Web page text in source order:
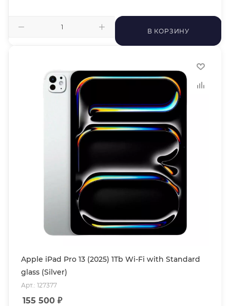
В КОРЗИНУ
Apple iPad Pro 13 (2025) 1Tb Wi-Fi with Standard
glass (Silver)
Арт.: 127377
155 500 ₽